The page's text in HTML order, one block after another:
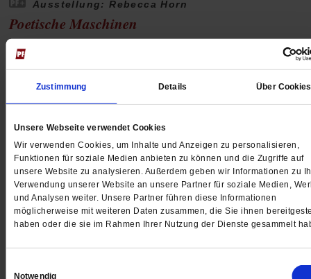
Zustimmung Details Über Cookies
Unsere Webseite verwendet Cookies
Wir verwenden Cookies, um Inhalte und Anzeigen zu personalisieren,
Funktionen für soziale Medien anbieten zu können und die Zugriffe auf
unsere Website zu analysieren. Außerdem geben wir Informationen zu
Verwendung unserer Website an unsere Partner für soziale Medien,
und Analysen weiter. Unsere Partner führen diese Informationen
möglicherweise mit weiteren Daten zusammen, die Sie ihnen
haben oder die sie im Rahmen Ihrer Nutzung der Dienste gesammelt
Notwendig
Ausstellung: Rebecca Horn
Poetische Maschinen
Im Skulpturenpark Waldfrieden in Wuppertal erwachen
Werke der verstorbenen Künstlerin Rebecca Horn zu
neuem Leben. Poetisch, verstörend und meditativ
entfalten sie hier eine besondere Wirkung im